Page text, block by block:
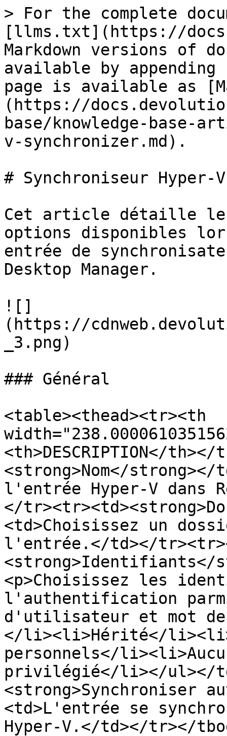
> For the complete
[llms.txt](https://
Markdown versions of
available by
page is available as
(https://
base/knowledge-
v-synchronizer.md).
# Synchroniseur Hyper-V
Cet article détaille
options disponibles
entrée de
Desktop Manager.
![]
(https://
_3.png)
### Général
<table><thead><tr><th
<th>DESCRIPTION</
<strong>Nom</
l'entrée Hyper-V dans
</
<td>Choisissez un
l'entrée.</td></
<strong>Identifiants</
<p>Choisissez les
l'authentification
d'utilisateur et mot
</li><li>Hérité</
personnels</
privilégié</li></ul></
<strong>Synchroniser
<td>L'entrée se
Hyper-V.</td></tr></